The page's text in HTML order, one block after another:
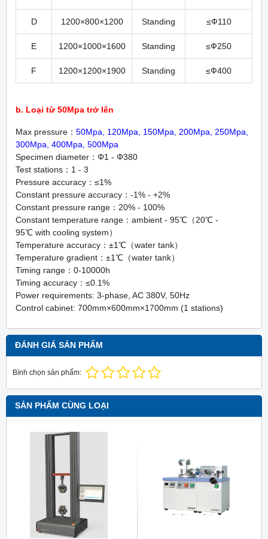
D 1200×800×1200 Standing ≤Ф110
E 1200×1000×1600 Standing ≤Ф250
F 1200×1200×1900 Standing ≤Ф400
b. Loại từ 50Mpa trở lên
Max pressure： 50Mpa, 120Mpa, 150Mpa, 200Mpa, 250Mpa,
300Mpa, 400Mpa, 500Mpa
Specimen diameter：Φ1 - Φ380
Test stations：1 - 3
Pressure accuracy：≤1%
Constant pressure accuracy：-1% - +2%
Constant pressure range：20% - 100%
Constant temperature range：ambient - 95℃（20℃ -
95℃ with cooling system）
Temperature accuracy：±1℃（water tank）
Temperature gradient：±1℃（water tank）
Timing range：0-10000h
Timing accuracy：≤0.1%
Power requirements: 3-phase, AC 380V, 50Hz
Control cabinet: 700mm×600mm×1700mm (1 stations)
ĐÁNH GIÁ SẢN PHẨM
Bình chọn sản phẩm:
SẢN PHẨM CÙNG LOẠI